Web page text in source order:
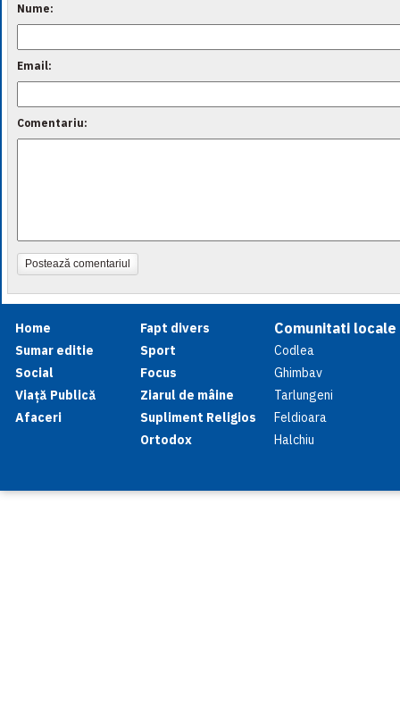
Nume:
Email:
Comentariu:
Postează comentariul
Home
Sumar editie
Social
Viață Publică
Afaceri
Fapt divers
Sport
Focus
Ziarul de mâine
Supliment Religios
Ortodox
Comunitati locale
Codlea
Ghimbav
Tarlungeni
Feldioara
Halchiu